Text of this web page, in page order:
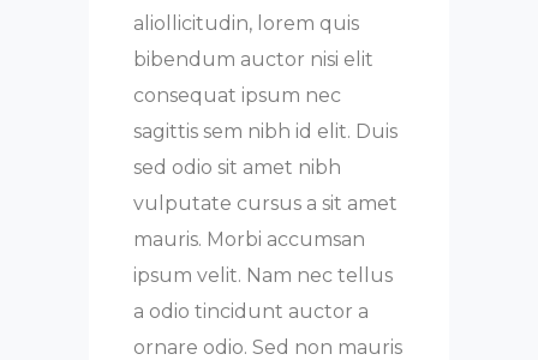
aliollicitudin, lorem quis
bibendum auctor nisi elit
consequat ipsum nec
sagittis sem nibh id elit. Duis
sed odio sit amet nibh
vulputate cursus a sit amet
mauris. Morbi accumsan
ipsum velit. Nam nec tellus
a odio tincidunt auctor a
ornare odio. Sed non mauris